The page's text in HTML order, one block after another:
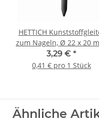
HETTICH
zum Nageln, Ø 22 x 20
Kunststoff, Stahl, weiß, 8
Stück
3,29 € *
0,41 € pro 1 Stück
Ähnliche